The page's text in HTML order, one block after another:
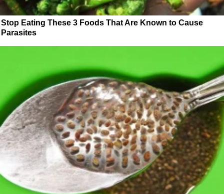
Stop Eating These 3 Foods That Are Known to Cause
Parasites